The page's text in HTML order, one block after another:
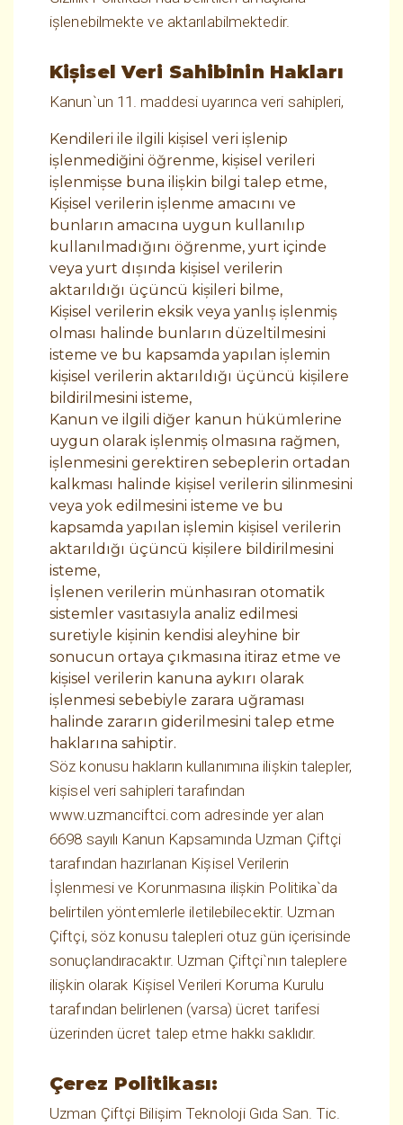
işlenebilmekte ve aktarılabilmektedir.
Kişisel Veri Sahibinin Hakları
Kanun`un 11. maddesi uyarınca veri sahipleri,
Kendileri ile ilgili kişisel veri işlenip
işlenmediğini öğrenme, kişisel verileri
işlenmişse buna ilişkin bilgi talep etme,
Kişisel verilerin işlenme amacını ve
bunların amacına uygun kullanılıp
kullanılmadığını öğrenme, yurt içinde
veya yurt dışında kişisel verilerin
aktarıldığı üçüncü kişileri bilme,
Kişisel verilerin eksik veya yanlış işlenmiş
olması halinde bunların düzeltilmesini
isteme ve bu kapsamda yapılan işlemin
kişisel verilerin aktarıldığı üçüncü kişilere
bildirilmesini isteme,
Kanun ve ilgili diğer kanun hükümlerine
uygun olarak işlenmiş olmasına rağmen,
işlenmesini gerektiren sebeplerin ortadan
kalkması halinde kişisel verilerin silinmesini
veya yok edilmesini isteme ve bu
kapsamda yapılan işlemin kişisel verilerin
aktarıldığı üçüncü kişilere bildirilmesini
isteme,
İşlenen verilerin münhasıran otomatik
sistemler vasıtasıyla analiz edilmesi
suretiyle kişinin kendisi aleyhine bir
sonucun ortaya çıkmasına itiraz etme ve
kişisel verilerin kanuna aykırı olarak
işlenmesi sebebiyle zarara uğraması
halinde zararın giderilmesini talep etme
haklarına sahiptir.
Söz konusu hakların kullanımına ilişkin talepler,
kişisel veri sahipleri tarafından
www.uzmanciftci.com adresinde yer alan
6698 sayılı Kanun Kapsamında Uzman Çiftçi
tarafından hazırlanan Kişisel Verilerin
İşlenmesi ve Korunmasına ilişkin Politika`da
belirtilen yöntemlerle iletilebilecektir. Uzman
Çiftçi, söz konusu talepleri otuz gün içerisinde
sonuçlandıracaktır. Uzman Çiftçi`nın taleplere
ilişkin olarak Kişisel Verileri Koruma Kurulu
tarafından belirlenen (varsa) ücret tarifesi
üzerinden ücret talep etme hakkı saklıdır.
Çerez Politikası:
Uzman Çiftçi Bilişim Teknoloji Gıda San. Tic.